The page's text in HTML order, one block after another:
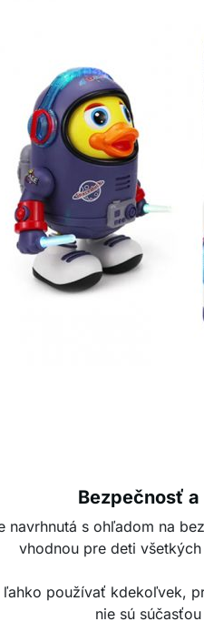
Bezpečnosť
navrhnutá s ohľadom na
vhodnou pre deti
ľahko používať kdekoľvek,
nie sú